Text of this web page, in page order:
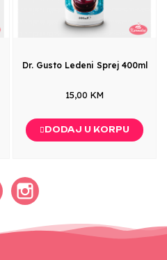
Dr. Gusto Ledeni Sprej 400ml
15,00 KM
DODAJ U KORPU
Facebook